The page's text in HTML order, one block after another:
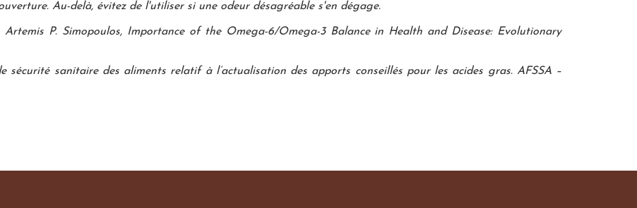
Au-delà, évitez de l'utiliser si une odeur désagréable s'en dégage.
P. Simopoulos, Importance of the Omega-6/Omega-3 Balance in Health and Disease: Evolutionary
sécurité sanitaire des aliments relatif à l’actualisation des apports conseillés pour les acides gras. AFSSA –